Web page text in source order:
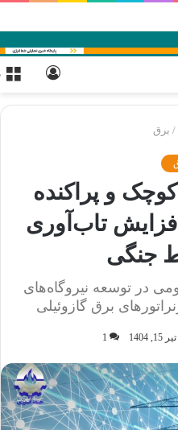
/ برق
و پراکنده
تاب‌آوری
جنگی
در توسعه نیروگاه‌های
برق گازوئیلی
تیر 15, 1404 1